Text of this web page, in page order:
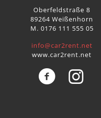
Oberfeldstraße 8
89264 Weißenhorn
M. 0176 111 555 05
info@car2rent.net
www.car2rent.net